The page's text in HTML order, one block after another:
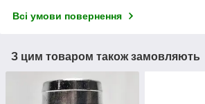
Всі умови повернення
З цим товаром також замовляють